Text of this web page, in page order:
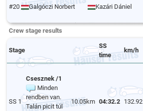
#20 Galgóczi Norbert Kazári Dániel
Crew stage results
Stage
SS
time
km/h
SS 1
Csesznek /1
Minden
rendben van.
Talán picit túl
10.05km 04:32.2 132.92